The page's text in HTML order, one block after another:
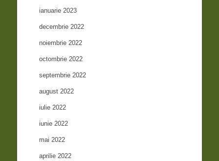
ianuarie 2023
decembrie 2022
noiembrie 2022
octombrie 2022
septembrie 2022
august 2022
iulie 2022
iunie 2022
mai 2022
aprilie 2022